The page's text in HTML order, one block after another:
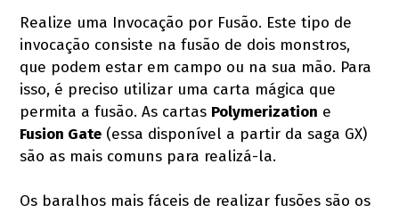
Realize uma Invocação por Fusão. Este tipo de
invocação consiste na fusão de dois monstros,
que podem estar em campo ou na sua mão. Para
isso, é preciso utilizar uma carta mágica que
permita a fusão. As cartas Polymerization e
Fusion Gate (essa disponível a partir da saga GX)
são as mais comuns para realizá-la.
Os baralhos mais fáceis de realizar fusões são os